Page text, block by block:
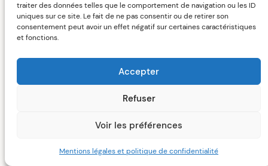
traiter des données telles que le comportement de navigation ou les ID
uniques sur ce site. Le fait de ne pas consentir ou de retirer son
consentement peut avoir un effet négatif sur certaines caractéristiques
et fonctions.
Accepter
Refuser
Voir les préférences
Mentions légales et politique de confidentialité
Choisir les huiles essentielles qui répondent le mieux